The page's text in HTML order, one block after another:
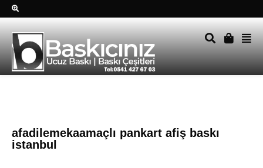
afadilemekaamaçlı pankart afiş baskı
istanbul